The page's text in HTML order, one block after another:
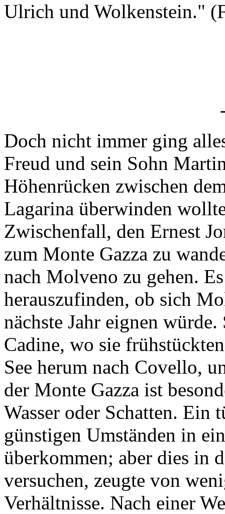
Ulrich und Wolkenstein."
Doch nicht immer ging
Freud und sein Sohn
Höhenrücken zwischen
Lagarina überwinden
Zwischenfall, den Ernest
zum Monte Gazza zu
nach Molveno zu gehen.
herauszufinden, ob sich
nächste Jahr eignen
Cadine, wo sie
See herum nach Covello,
der Monte Gazza ist
Wasser oder Schatten. Ein
günstigen Umständen in
überkommen; aber dies in
versuchen, zeugte von
Verhältnisse. Nach einer